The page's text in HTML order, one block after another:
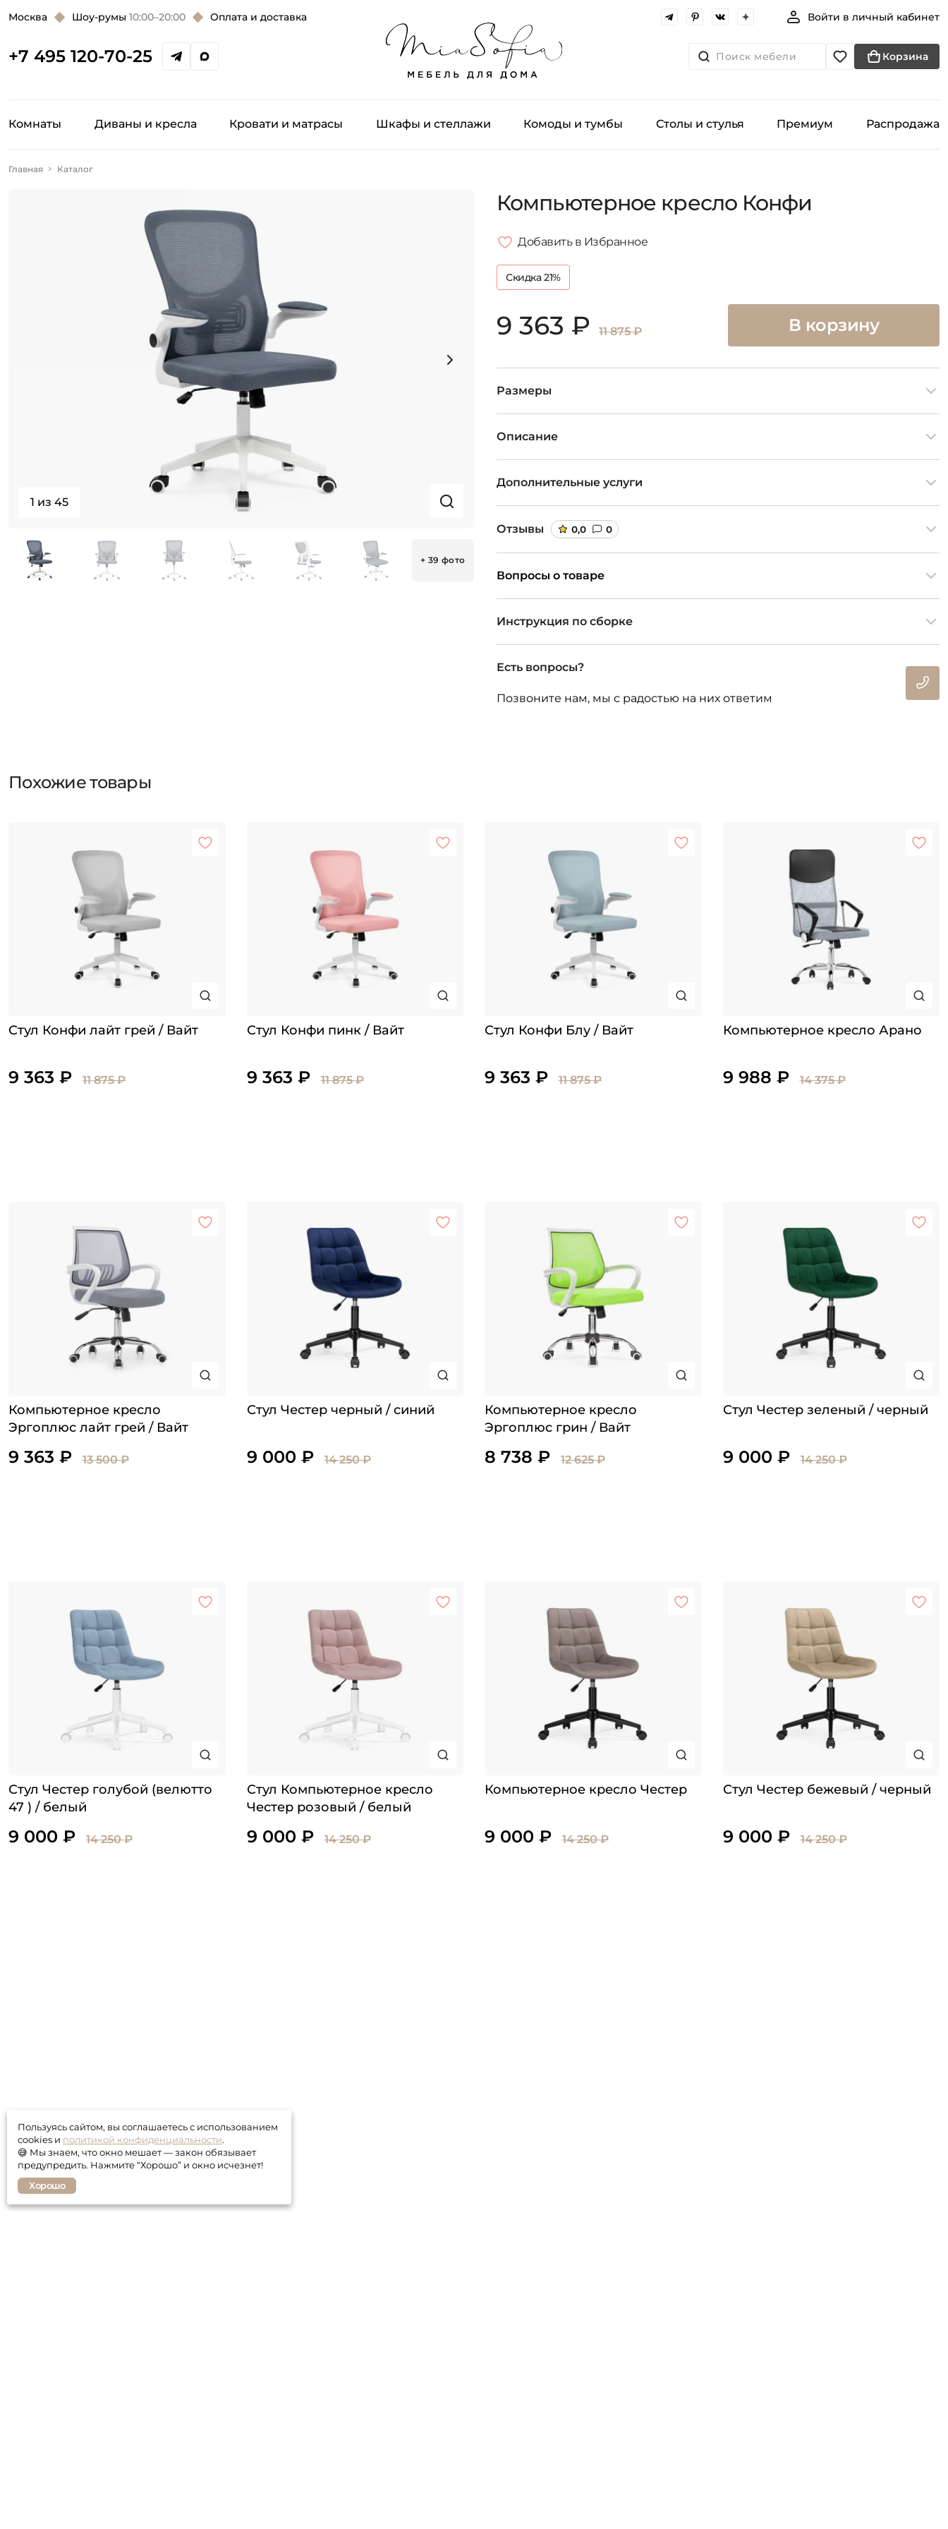
Москва Шоу-румы 10:00–20:00 Оплата и доставка Войти в личный кабинет
+7 495 120-70-25 Поиск мебели Корзина
Комнаты Диваны и кресла Кровати и матрасы Шкафы и стеллажи Комоды и тумбы Столы и стулья Премиум Распродажа
Главная Каталог
1 из 45
+ 39 фото
Компьютерное кресло Конфи
Добавить в Избранное
Скидка 21%
9 363 ₽ 11 875 ₽ В корзину
Размеры
Описание
Дополнительные услуги
Отзывы 0,0 0
Вопросы о товаре
Инструкция по сборке
Есть вопросы?
Позвоните нам, мы с радостью на них ответим
Похожие товары
Стул Конфи лайт грей / Вайт
9 363 ₽ 11 875 ₽
Стул Конфи пинк / Вайт
9 363 ₽ 11 875 ₽
Стул Конфи Блу / Вайт
9 363 ₽ 11 875 ₽
Компьютерное кресло Арано
9 988 ₽ 14 375 ₽
Компьютерное кресло
Эргоплюс лайт грей / Вайт
9 363 ₽ 13 500 ₽
Стул Честер черный / синий
9 000 ₽ 14 250 ₽
Компьютерное кресло
Эргоплюс грин / Вайт
8 738 ₽ 12 625 ₽
Стул Честер зеленый / черный
9 000 ₽ 14 250 ₽
Стул Честер голубой (велютто
47 ) / белый
9 000 ₽ 14 250 ₽
Стул Компьютерное кресло
Честер розовый / белый
9 000 ₽ 14 250 ₽
Компьютерное кресло Честер
9 000 ₽ 14 250 ₽
Стул Честер бежевый / черный
9 000 ₽ 14 250 ₽
Пользуясь сайтом, вы соглашаетесь с использованием
cookies и политикой конфиденциальности.
😅 Мы знаем, что окно мешает — закон обязывает
предупредить. Нажмите “Хорошо” и окно исчезнет!
Хорошо